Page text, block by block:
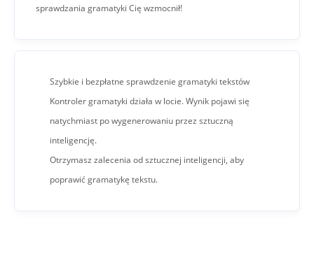
sprawdzania gramatyki Cię wzmocnił!
Szybkie i bezpłatne sprawdzenie gramatyki tekstów
Kontroler gramatyki działa w locie. Wynik pojawi się
natychmiast po wygenerowaniu przez sztuczną
inteligencję.
Otrzymasz zalecenia od sztucznej inteligencji, aby
poprawić gramatykę tekstu.